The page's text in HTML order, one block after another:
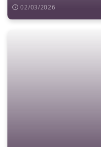
02/03/2026